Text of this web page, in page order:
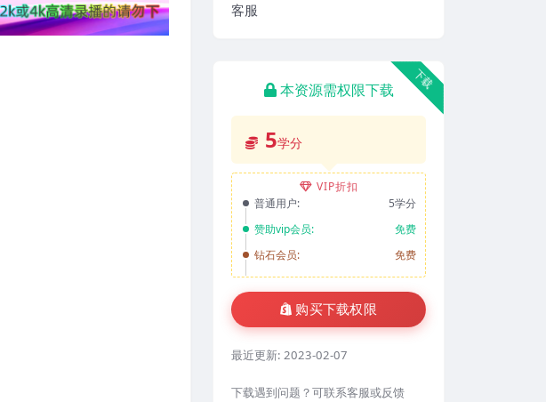
客服
下载
本资源需权限下载
5学分
VIP折扣
普通用户:
5学分
赞助vip会员:
免费
钻石会员:
免费
购买下载权限
最近更新: 2023-02-07
下载遇到问题？可联系客服或反馈